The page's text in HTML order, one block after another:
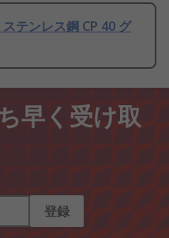
テンレス鋼 CP 40 グ
早く受け取
登録